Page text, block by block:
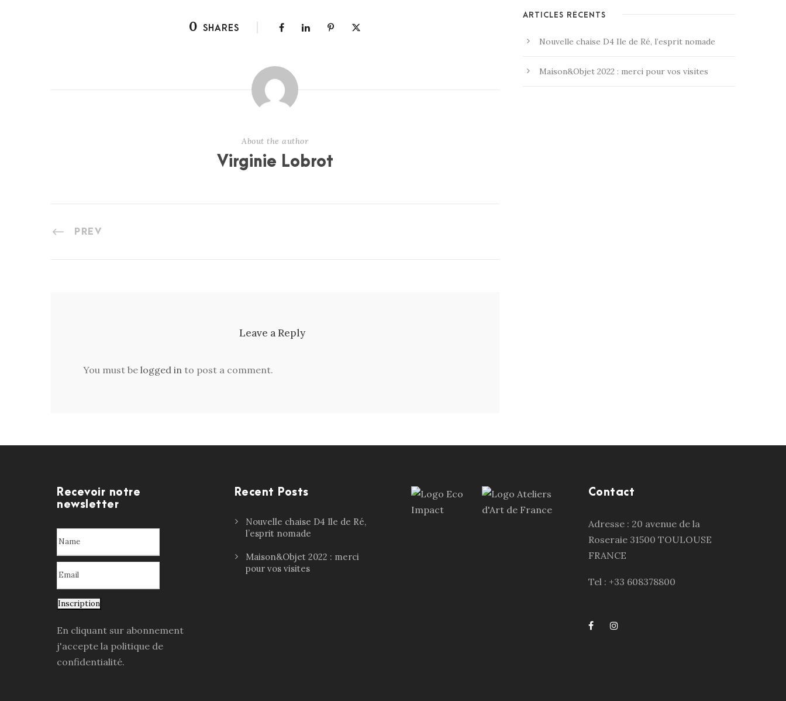
0 SHARES
About the author
Virginie Lobrot
PREV
Leave a Reply
You must be logged in to post a comment.
ARTICLES RÉCENTS
Nouvelle chaise D4 Ile de Ré, l’esprit nomade
Maison&Objet 2022 : merci pour vos visites
Recevoir notre
newsletter
Inscription
En cliquant sur abonnement
j'accepte la politique de
confidentialité.
Recent Posts
Nouvelle chaise D4 Ile de Ré,
l’esprit nomade
Maison&Objet 2022 : merci
pour vos visites
Contact
Adresse : 20 avenue de la
Roseraie 31500 TOULOUSE
FRANCE
Tel : +33 608378800